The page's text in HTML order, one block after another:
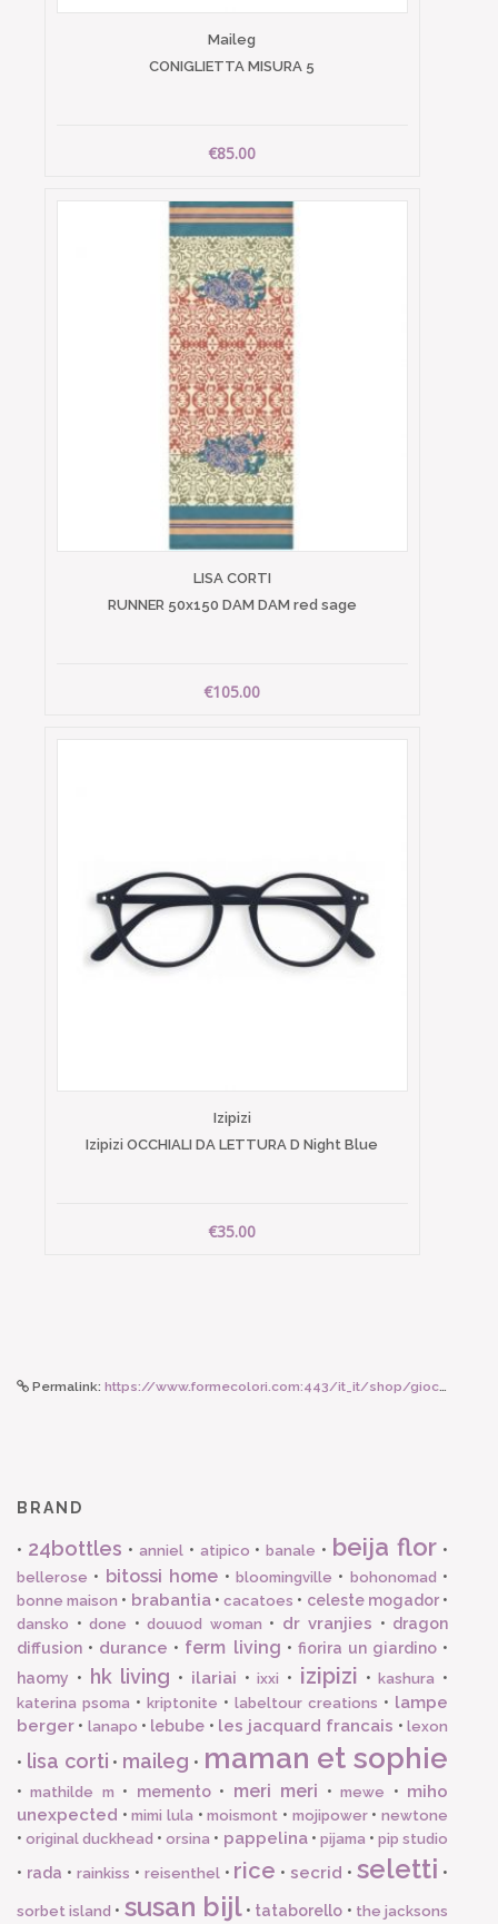
Maileg
CONIGLIETTA MISURA 5
€85.00
LISA CORTI
RUNNER 50x150 DAM DAM red sage
€105.00
Izipizi
Izipizi OCCHIALI DA LETTURA D Night Blue
€35.00
Permalink: https://www.formecolori.com:443/it_it/shop/giochi_e_peluche_maileg/conigli/maileg_coniglietta_misura_2_con_abito_a_fiori/5963
BRAND
• 24bottles • anniel• atipico •banale • beija flor •
bellerose • bitossi home • bloomingville • bohonomad •
bonne maison • brabantia•cacatoes • celeste mogador•
dansko • done • douuod woman • dr vranjies • dragon
diffusion • durance • ferm living • fiorira un giardino•
haomy • hk living • ilariai •ixxi • izipizi •kashura •
katerina psoma • kriptonite • labeltour creations • lampe
berger • lanapo • lebube • les jacquard francais •lexon
• lisa corti • maileg • maman et sophie
•mathilde m • memento• meri meri •mewe • miho
unexpected •mimi lula •moismont • mojipower•newtone
•original duckhead •orsina • pappelina• pijama • pip studio
• rada • rainkiss • reisenthel• rice •secrid •seletti •
sorbet island • susan bijl• tataborello • the jacksons